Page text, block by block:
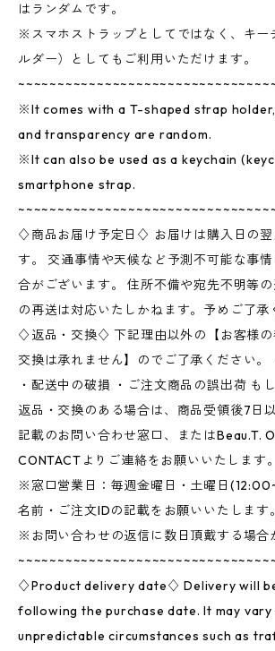
はランダムです。
※スマホストラップとしてではなく、キー
ルダー）としてもご利用いただけます。
※It comes with a T-shaped strap
and transparency are random.
※It can also be used as a keychain
smartphone strap.
♢商品お届け予定日♢ お届けは購入日の翌
す。 交通事情や天候など予測不可能な事
合がございます。 住所不備や宛先不明等
の再送は対応いたしかねます。予めご了承
♢返品・交換♢ 下記理由以外の【お客様の
交換は承れません】のでご了承ください。
・配送中の破損 ・ご注文商品の誤出荷 も
返品・交換のある場合は、商品受領後7日
記載のお問い合わせ窓口、またはBeau.T.
CONTACTよりご連絡をお願いいたします。
※窓口営業日：毎週金曜日・土曜日
名前・ご注文IDの記載をお願いいたします。
※お問い合わせの返信に数日頂戴する場合
♢Product delivery date♢ Delivery will
following the purchase date. It may vary
unpredictable circumstances such as